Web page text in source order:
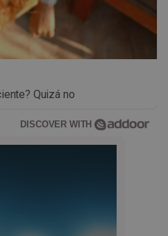
Quizá no
DISCOVER WITH